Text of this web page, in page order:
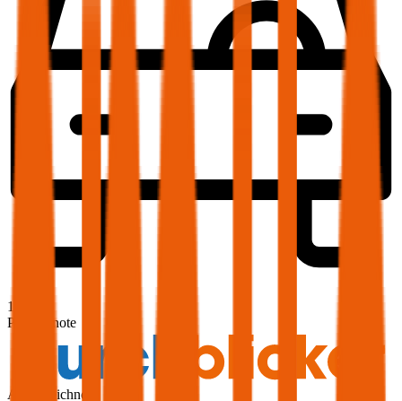
1,9
Produktnote
Ausgezeichnet